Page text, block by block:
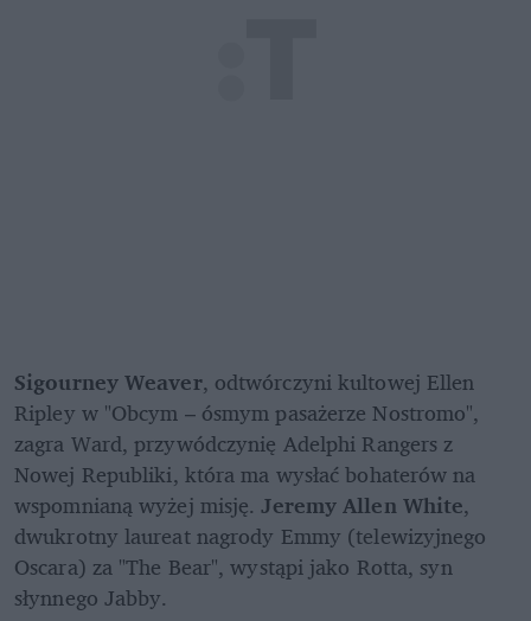
Sigourney Weaver, odtwórczyni kultowej Ellen
Ripley w "Obcym – ósmym pasażerze Nostromo",
zagra Ward, przywódczynię Adelphi Rangers z
Nowej Republiki, która ma wysłać bohaterów na
wspomnianą wyżej misję. Jeremy Allen White,
dwukrotny laureat nagrody Emmy (telewizyjnego
Oscara) za "The Bear", wystąpi jako Rotta, syn
słynnego Jabby.